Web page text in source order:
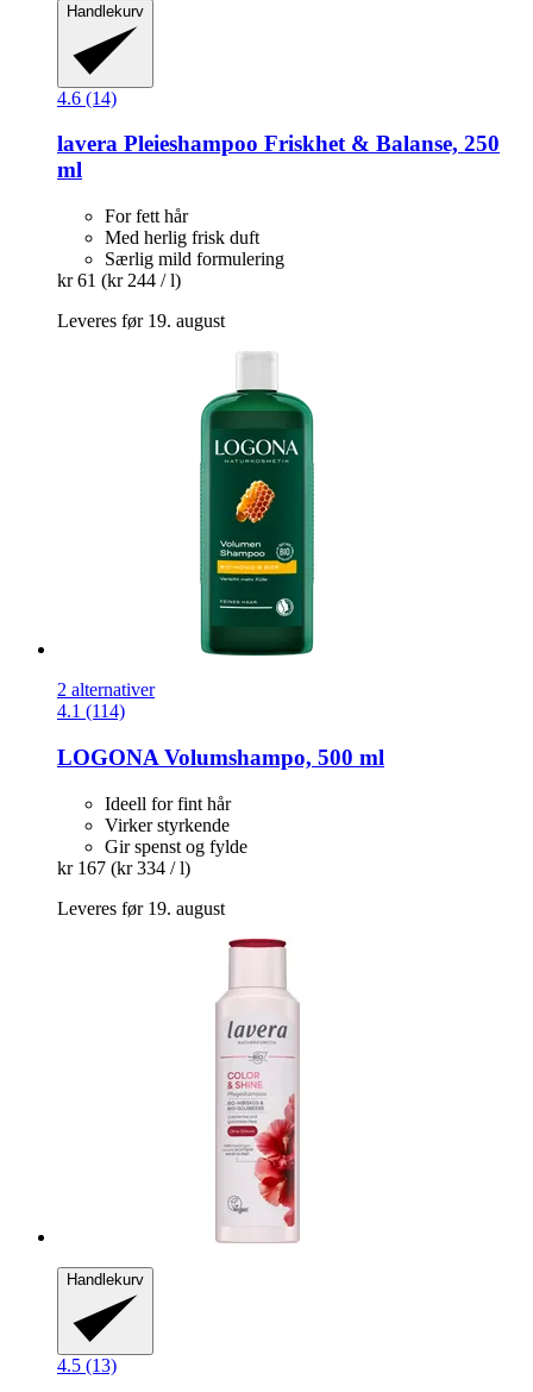
Handlekurv
4.6 (14)
lavera Pleieshampoo Friskhet & Balanse, 250
ml
For fett hår
Med herlig frisk duft
Særlig mild formulering
kr 61 (kr 244 / l)
Leveres før 19. august
2 alternativer
4.1 (114)
LOGONA Volumshampo, 500 ml
Ideell for fint hår
Virker styrkende
Gir spenst og fylde
kr 167 (kr 334 / l)
Leveres før 19. august
Handlekurv
4.5 (13)